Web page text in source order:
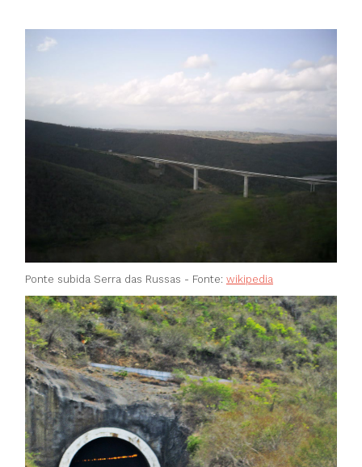
Ponte subida Serra das Russas - Fonte: wikipedia